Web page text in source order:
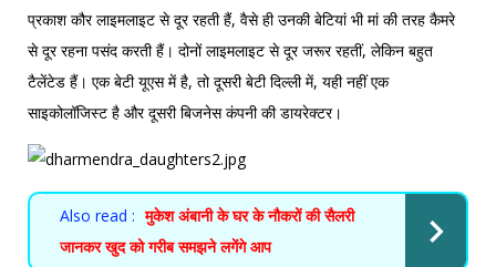
प्रकाश कौर लाइमलाइट से दूर रहती हैं, वैसे ही उनकी बेटियां भी मां की तरह कैमरे
से दूर रहना पसंद करती हैं। दोनों लाइमलाइट से दूर जरूर रहतीं, लेकिन बहुत
टैलेंटेड हैं। एक बेटी यूएस में है, तो दूसरी बेटी दिल्ली में, यही नहीं एक
साइकोलॉजिस्ट है और दूसरी बिजनेस कंपनी की डायरेक्टर।
Also read : मुकेश अंबानी के घर के नौकरों की सैलरी
जानकर खुद को गरीब समझने लगेंगे आप